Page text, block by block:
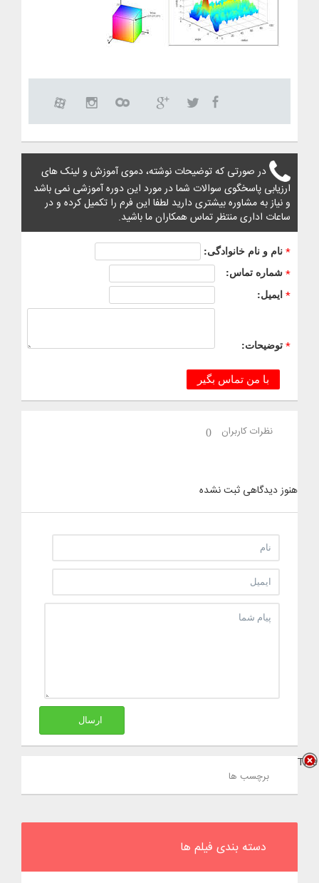
در صورتی که توضیحات نوشته، دموی آموزش و لینک های
ارزیابی پاسخگوی سوالات شما در مورد این دوره آموزشی نمی باشد
و نیاز به مشاوره بیشتری دارید لطفا این فرم را تکمیل کرده و در
ساعات اداری منتظر تماس همکاران ما باشید.
* نام و نام خانوادگی:
* شماره تماس:
* ایمیل:
* توضیحات:
با من تماس بگیر
نظرات کاربران 0
هنوز دیدگاهی ثبت نشده
ارسال
برچسب ها
دسته بندی فیلم ها
Title